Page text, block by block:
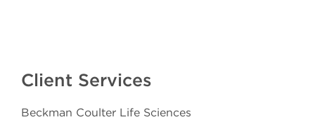
Client Services
Beckman Coulter Life Sciences